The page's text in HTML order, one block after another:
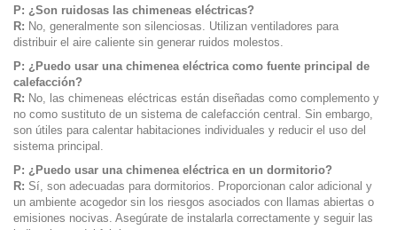
P: ¿Son ruidosas las chimeneas eléctricas?
R: No, generalmente son silenciosas. Utilizan ventiladores para
distribuir el aire caliente sin generar ruidos molestos.
P: ¿Puedo usar una chimenea eléctrica como fuente principal de
calefacción?
R: No, las chimeneas eléctricas están diseñadas como complemento y
no como sustituto de un sistema de calefacción central. Sin embargo,
son útiles para calentar habitaciones individuales y reducir el uso del
sistema principal.
P: ¿Puedo usar una chimenea eléctrica en un dormitorio?
R: Sí, son adecuadas para dormitorios. Proporcionan calor adicional y
un ambiente acogedor sin los riesgos asociados con llamas abiertas o
emisiones nocivas. Asegúrate de instalarla correctamente y seguir las